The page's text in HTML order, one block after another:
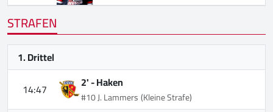
STRAFEN
1. Drittel
14:47
2' -Haken
#10 J. Lammers(Kleine Strafe)